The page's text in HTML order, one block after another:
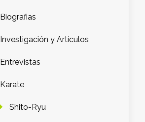
Biografias
Investigación y Artículos
Entrevistas
Karate
Shito-Ryu